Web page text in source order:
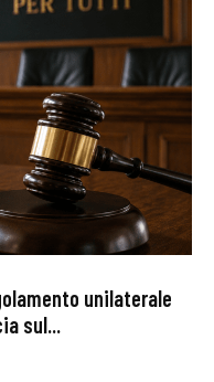
unilaterale
sul...